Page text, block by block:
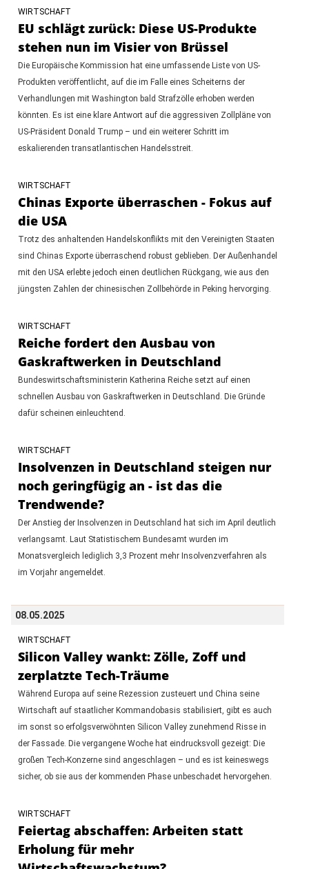
WIRTSCHAFT
EU schlägt zurück: Diese US-Produkte
stehen nun im Visier von Brüssel
Die Europäische Kommission hat eine umfassende Liste von US-
Produkten veröffentlicht, auf die im Falle eines Scheiterns der
Verhandlungen mit Washington bald Strafzölle erhoben werden
könnten. Es ist eine klare Antwort auf die aggressiven Zollpläne von
US-Präsident Donald Trump – und ein weiterer Schritt im
eskalierenden transatlantischen Handelsstreit.
WIRTSCHAFT
Chinas Exporte überraschen - Fokus auf
die USA
Trotz des anhaltenden Handelskonflikts mit den Vereinigten Staaten
sind Chinas Exporte überraschend robust geblieben. Der Außenhandel
mit den USA erlebte jedoch einen deutlichen Rückgang, wie aus den
jüngsten Zahlen der chinesischen Zollbehörde in Peking hervorging.
WIRTSCHAFT
Reiche fordert den Ausbau von
Gaskraftwerken in Deutschland
Bundeswirtschaftsministerin Katherina Reiche setzt auf einen
schnellen Ausbau von Gaskraftwerken in Deutschland. Die Gründe
dafür scheinen einleuchtend.
WIRTSCHAFT
Insolvenzen in Deutschland steigen nur
noch geringfügig an - ist das die
Trendwende?
Der Anstieg der Insolvenzen in Deutschland hat sich im April deutlich
verlangsamt. Laut Statistischem Bundesamt wurden im
Monatsvergleich lediglich 3,3 Prozent mehr Insolvenzverfahren als
im Vorjahr angemeldet.
08.05.2025
WIRTSCHAFT
Silicon Valley wankt: Zölle, Zoff und
zerplatzte Tech-Träume
Während Europa auf seine Rezession zusteuert und China seine
Wirtschaft auf staatlicher Kommandobasis stabilisiert, gibt es auch
im sonst so erfolgsverwöhnten Silicon Valley zunehmend Risse in
der Fassade. Die vergangene Woche hat eindrucksvoll gezeigt: Die
großen Tech-Konzerne sind angeschlagen – und es ist keineswegs
sicher, ob sie aus der kommenden Phase unbeschadet hervorgehen.
WIRTSCHAFT
Feiertag abschaffen: Arbeiten statt
Erholung für mehr